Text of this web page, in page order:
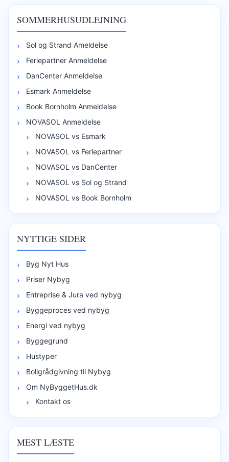
SOMMERHUSUDLEJNING
Sol og Strand Ameldelse
Feriepartner Anmeldelse
DanCenter Anmeldelse
Esmark Anmeldelse
Book Bornholm Anmeldelse
NOVASOL Anmeldelse
NOVASOL vs Esmark
NOVASOL vs Feriepartner
NOVASOL vs DanCenter
NOVASOL vs Sol og Strand
NOVASOL vs Book Bornholm
NYTTIGE SIDER
Byg Nyt Hus
Priser Nybyg
Entreprise & Jura ved nybyg
Byggeproces ved nybyg
Energi ved nybyg
Byggegrund
Hustyper
Boligrådgivning til Nybyg
Om NyByggetHus.dk
Kontakt os
MEST LÆSTE